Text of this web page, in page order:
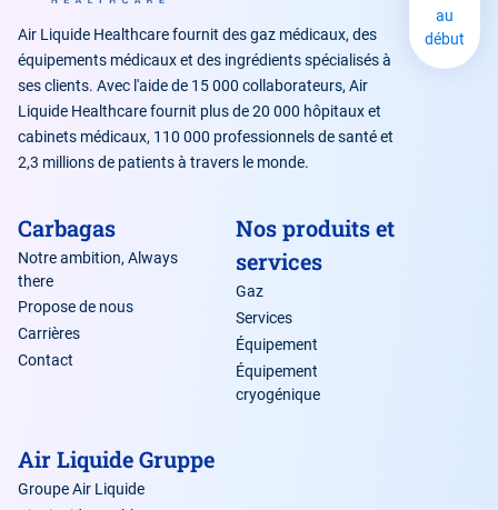
Air Liquide Healthcare fournit des gaz médicaux, des
équipements médicaux et des ingrédients spécialisés à
ses clients. Avec l'aide de 15 000 collaborateurs, Air
Liquide Healthcare fournit plus de 20 000 hôpitaux et
cabinets médicaux, 110 000 professionnels de santé et
2,3 millions de patients à travers le monde.
Carbagas
Notre ambition, Always
there
Propose de nous
Carrières
Contact
Nos produits et
services
Gaz
Services
Équipement
Équipement
cryogénique
Air Liquide Gruppe
Groupe Air Liquide
au
début